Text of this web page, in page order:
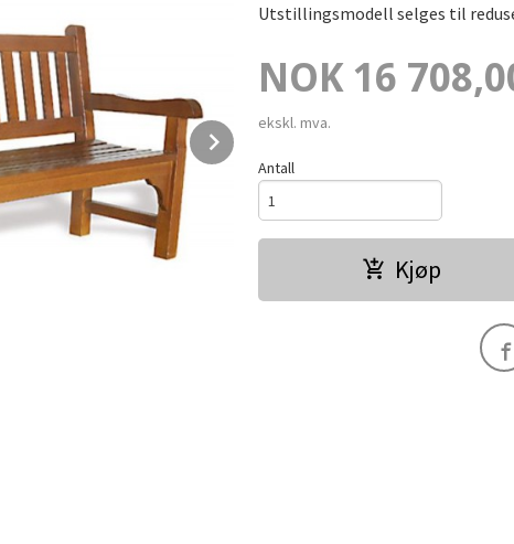
Next
Utstillingsmodell selges til
Pris
NOK 16
ekskl. mva.
Antall
Kjøp